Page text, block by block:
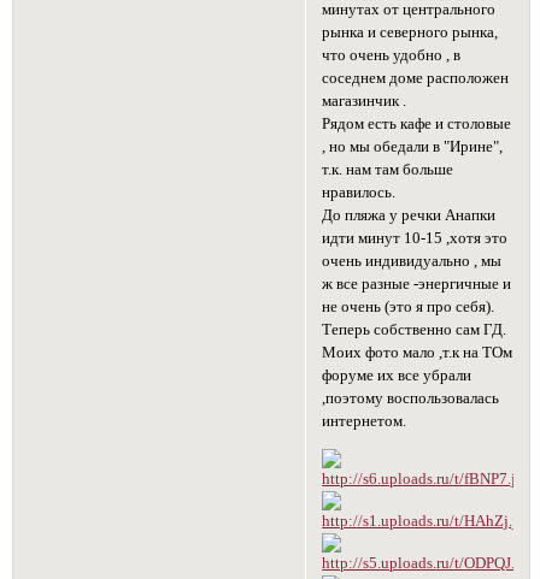
минутах от центрального
рынка и северного рынка,
что очень удобно , в
соседнем доме расположен
магазинчик .
Рядом есть кафе и столовые
, но мы обедали в "Ирине",
т.к. нам там больше
нравилось.
До пляжа у речки Анапки
идти минут 10-15 ,хотя это
очень индивидуально , мы
ж все разные -энергичные и
не очень (это я про себя).
Теперь собственно сам ГД.
Моих фото мало ,т.к на ТОм
форуме их все убрали
,поэтому воспользовалась
интернетом.